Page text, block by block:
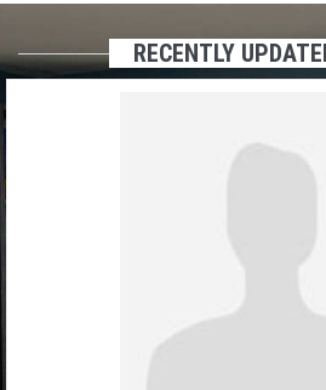
RECENTLY